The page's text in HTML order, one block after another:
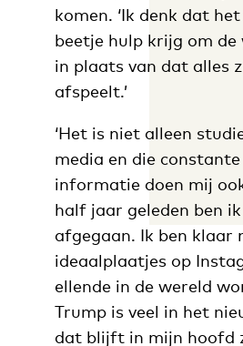
komen. ‘Ik denk dat
beetje hulp krijg om de
in plaats van dat alles
afspeelt.’
‘Het is niet alleen
media en die
informatie doen mij
half jaar geleden ben
afgegaan. Ik ben klaar
ideaalplaatjes op
ellende in de wereld
Trump is veel in het
dat blijft in mijn hoofd